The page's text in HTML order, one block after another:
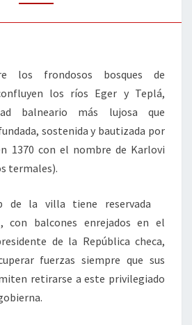
los frondosos bosques de
los ríos Eger y Teplá,
balneario más lujosa que
sostenida y bautizada por
1370 con el nombre de Karlovi
termales).
de la villa tiene reservada
con balcones enrejados en el
de la República checa,
fuerzas siempre que sus
retirarse a este privilegiado